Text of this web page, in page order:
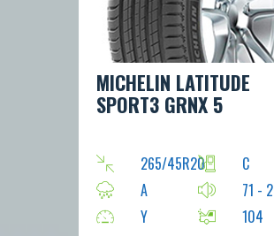
MICHELIN LATITUDE
SPORT3 GRNX 5
265/45R20
C
A
71 - 2
Y
104